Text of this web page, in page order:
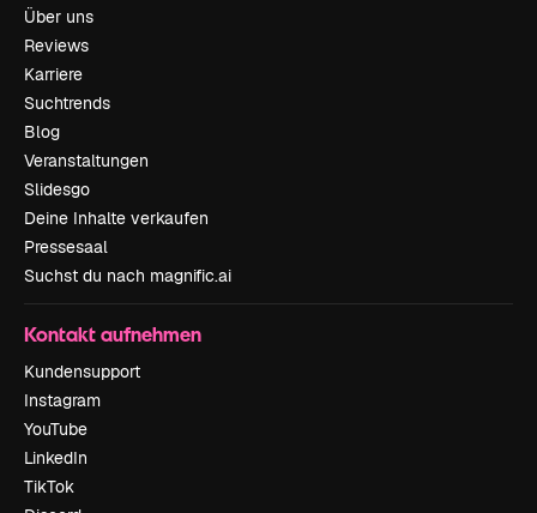
Über uns
Reviews
Karriere
Suchtrends
Blog
Veranstaltungen
Slidesgo
Deine Inhalte verkaufen
Pressesaal
Suchst du nach magnific.ai
Kontakt aufnehmen
Kundensupport
Instagram
YouTube
LinkedIn
TikTok